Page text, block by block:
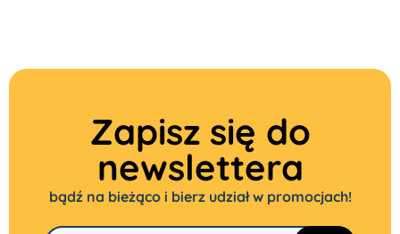
Zapisz się do
newslettera
bądź na bieżąco i bierz udział w promocjach!